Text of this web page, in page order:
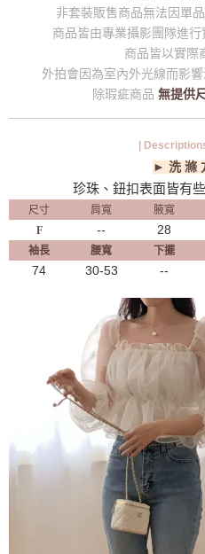
非套裝販售商品無法因單
商品皆由專業攝影團隊進
商品皆以實際
外拍會因為室內外光線而影
除瑕疵商品 無提供
|
► 洗 滌
珍珠、鈕扣表面皆有
尺寸 肩寬 腋寬
F
-- 28
袖長
腰寬 下擺
74 30-53 --